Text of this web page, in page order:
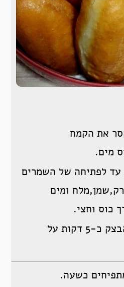
את הקמח
מים.
עד לפתיחה של השמרים
ומים
כוס וחצי.
ממשיכים ללוש את הבצק כ-5 דקות על
כשעה.